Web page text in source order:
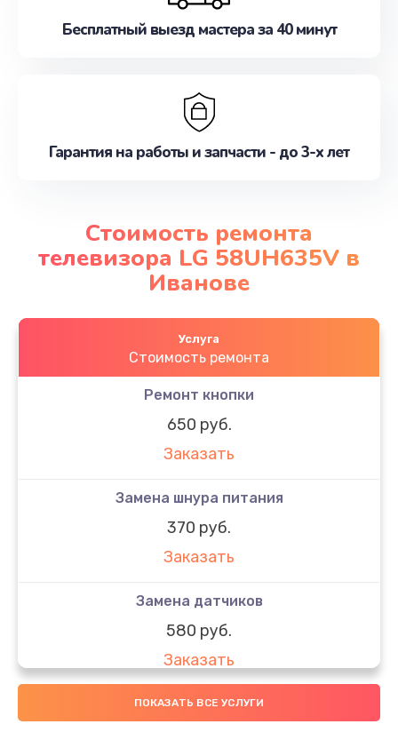
Бесплатный выезд мастера за 40 минут
Гарантия на работы и запчасти - до 3-х лет
Стоимость ремонта
телевизора LG 58UH635V в
Иванове
Услуга
Стоимость ремонта
Ремонт кнопки
650 руб.
Заказать
Замена шнура питания
370 руб.
Заказать
Замена датчиков
580 руб.
Заказать
Комплексная чистка
ПОКАЗАТЬ ВСЕ УСЛУГИ